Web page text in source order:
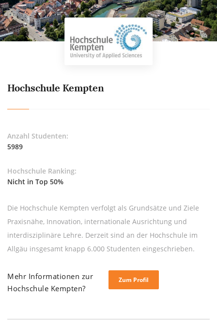
Hochschule Kempten
Anzahl Studenten:
5989
Hochschule Ranking:
Nicht in Top 50%
Die Hochschule Kempten verfolgt als Grundsätze und Ziele
Praxisnähe, Innovation, internationale Ausrichtung und
interdisziplinäre Lehre. Derzeit sind an der Hochschule im
Allgäu insgesamt knapp 6.000 Studenten eingeschrieben.
Mehr Informationen zur
Hochschule Kempten?
Zum Profil